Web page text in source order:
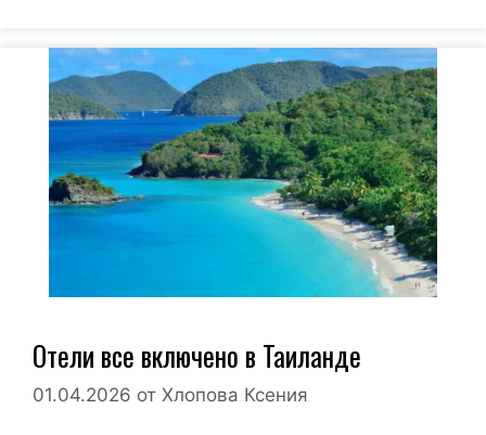
Отели все включено в Таиланде
01.04.2026 от Хлопова Ксения